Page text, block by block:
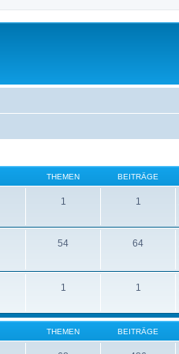
THEMEN BEITRÄGE
1 1
54 64
1 1
THEMEN BEITRÄGE